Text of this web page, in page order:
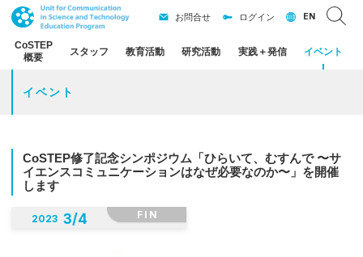
CoSTEP
概要
スタッフ 教育活動 研究活動 実践＋発信 イベント
お問合せ ログイン EN
イベント
CoSTEP修了記念シンポジウム 「ひらいて、 むすんで〜サ
イエンスコミュニケーションはなぜ必要なのか〜」を開催
します
FIN
2023 3/4